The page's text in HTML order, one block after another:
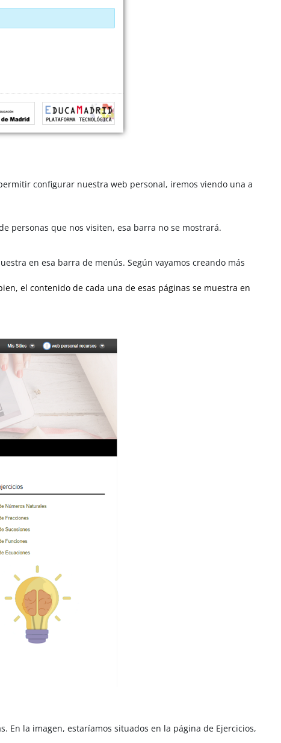
configurar nuestra web personal, iremos viendo una a
personas que nos visiten, esa barra no se mostrará.
en esa barra de menús. Según vayamos creando más
el contenido de cada una de esas páginas se muestra en
En la imagen, estaríamos situados en la página de Ejercicios,